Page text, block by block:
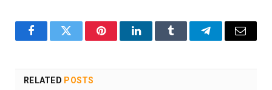
FacebookTwitter PinterestLinkedInTumblr TelegramEmail
RELATED POSTS